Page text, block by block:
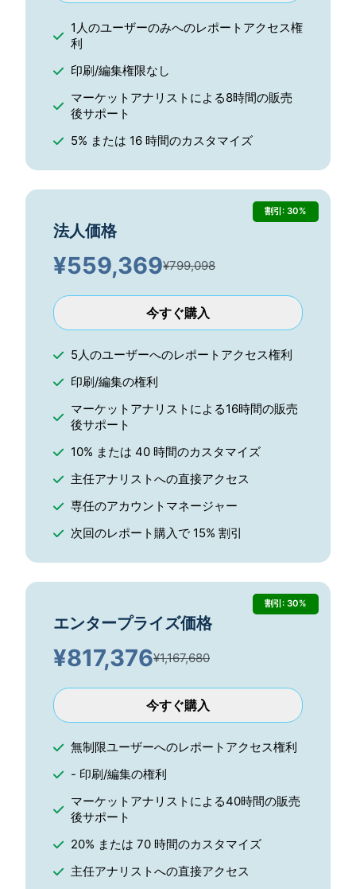
1人のユーザーのみへのレポートアクセス権
利
印刷/編集権限なし
マーケットアナリストによる8時間の販売
後サポート
5% または 16 時間のカスタマイズ
割引: 30%
法人価格
¥559,369¥799,098
今すぐ購入
5人のユーザーへのレポートアクセス権利
印刷/編集の権利
マーケットアナリストによる16時間の販売
後サポート
10% または 40 時間のカスタマイズ
主任アナリストへの直接アクセス
専任のアカウントマネージャー
次回のレポート購入で 15% 割引
割引: 30%
エンタープライズ価格
¥817,376¥1,167,680
今すぐ購入
無制限ユーザーへのレポートアクセス権利
- 印刷/編集の権利
マーケットアナリストによる40時間の販売
後サポート
20% または 70 時間のカスタマイズ
主任アナリストへの直接アクセス